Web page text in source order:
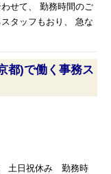
せて、 勤務時間のご
タッフもおり、 急な
都)で働く事務ス
土日祝休み 勤務時